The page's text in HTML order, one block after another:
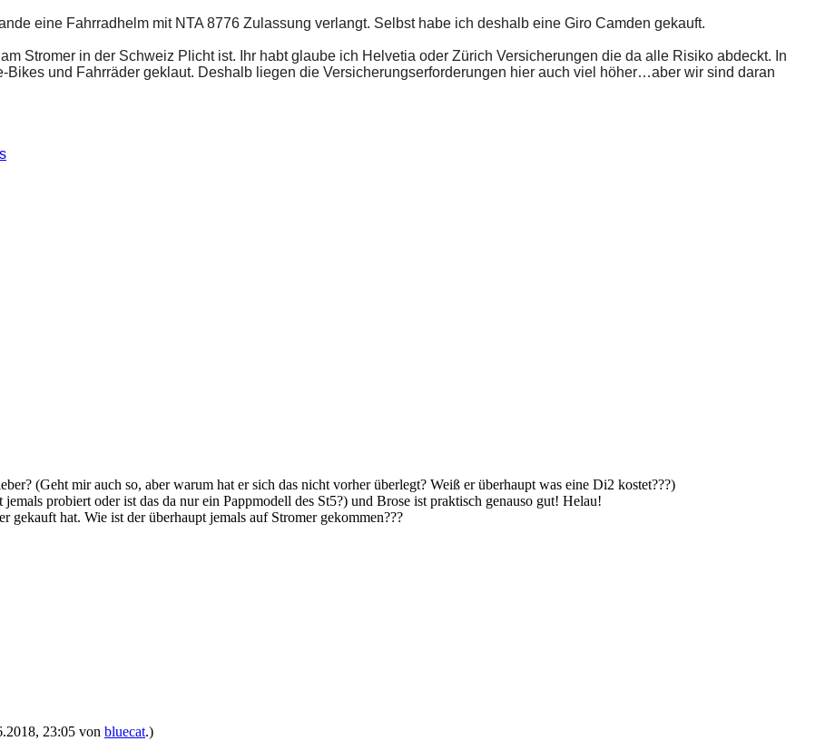
eine Fahrradhelm mit NTA 8776 Zulassung verlangt. Selbst habe ich deshalb eine Giro Camden gekauft.
Stromer in der Schweiz Plicht ist. Ihr habt glaube ich Helvetia oder Zürich Versicherungen die da alle Risiko abdeckt. In
Bikes und Fahrräder geklaut. Deshalb liegen die Versicherungserforderungen hier auch viel höher…aber wir sind daran
(Geht mir auch so, aber warum hat er sich das nicht vorher überlegt? Weiß er überhaupt was eine Di2 kostet???)
probiert oder ist das da nur ein Pappmodell des St5?) und Brose ist praktisch genauso gut! Helau!
hat. Wie ist der überhaupt jemals auf Stromer gekommen???
23:05 von bluecat.)